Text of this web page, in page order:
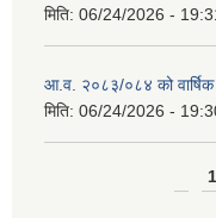
मिति: 06/24/2026 -
आ.व. २०८३/०८४ को वार्षिक
मिति: 06/24/2026 -